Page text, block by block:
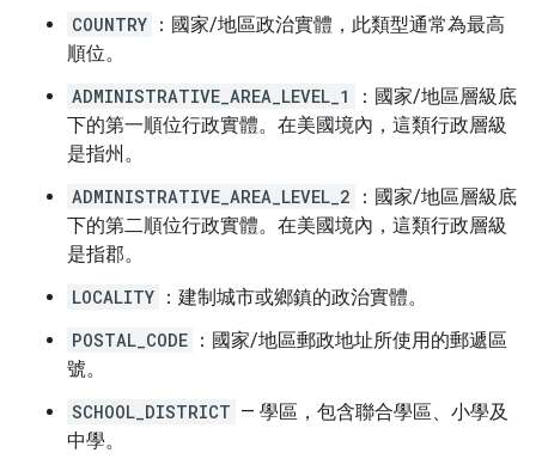
COUNTRY ：國家/地區政治實體，此類型通常為最高
順位。
ADMINISTRATIVE_AREA_LEVEL_1
：國家/地區層級底
下的第一順位行政實體。在美國境內，這類行政層級
是指州。
ADMINISTRATIVE_AREA_LEVEL_2
：國家/地區層級底
下的第二順位行政實體。在美國境內，這類行政層級
是指郡。
LOCALITY ：建制城市或鄉鎮的政治實體。
POSTAL_CODE ：國家/地區郵政地址所使用的郵遞區
號。
SCHOOL_DISTRICT — 學區，包含聯合學區、小學及
中學。